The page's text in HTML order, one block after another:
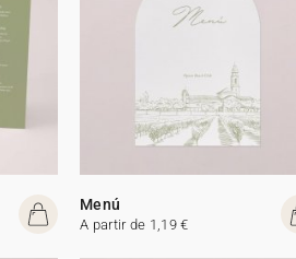
Menú
A partir de 1,19 €